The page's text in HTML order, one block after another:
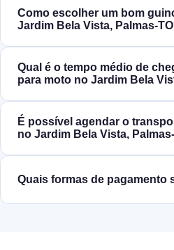
Como escolher um bom
Jardim Bela Vista,
Qual é o tempo médio de
para moto no Jardim Bela
É possível agendar o
no Jardim Bela Vista,
Quais formas de pagamento